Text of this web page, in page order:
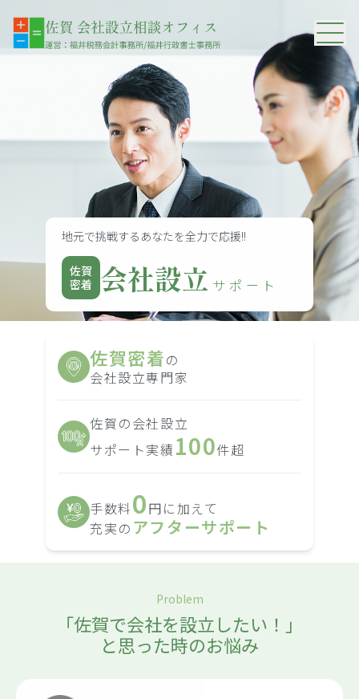
サポート紹介
地元で挑戦するあなたを全力で応援!!
佐賀
密着 会社設立 サポート
佐賀密着の
会社設立専門家
佐賀の会社設立
サポート実績100件超
手数料0円に加えて
充実の アフターサポート
Problem
「佐賀で会社を設立したい！」
と思った時のお悩み